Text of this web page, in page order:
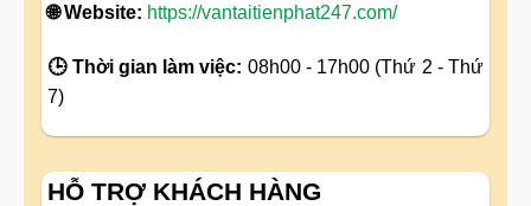
🌐 Website: https://vantaitienphat247.com/
🕒 Thời gian làm việc: 08h00 - 17h00 (Thứ 2 - Thứ
7)
HỖ TRỢ KHÁCH HÀNG